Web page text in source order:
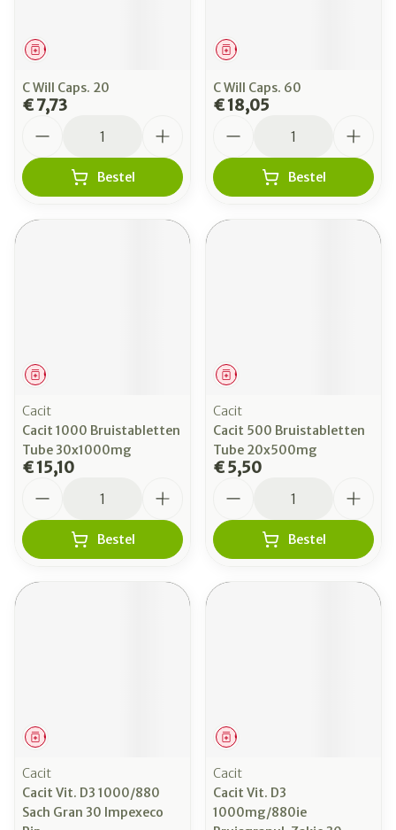
Geneesmiddel
C Will Caps. 20
€ 7,73
Bestel
Geneesmiddel
C Will Caps. 60
€ 18,05
Bestel
Geneesmiddel
Cacit
Cacit 1000 Bruistabletten
Tube 30x1000mg
€ 15,10
Bestel
Geneesmiddel
Cacit
Cacit 500 Bruistabletten
Tube 20x500mg
€ 5,50
Bestel
Geneesmiddel
Cacit
Cacit Vit. D3 1000/880
Sach Gran 30 Impexeco
Geneesmiddel
Cacit
Cacit Vit. D3
1000mg/880ie